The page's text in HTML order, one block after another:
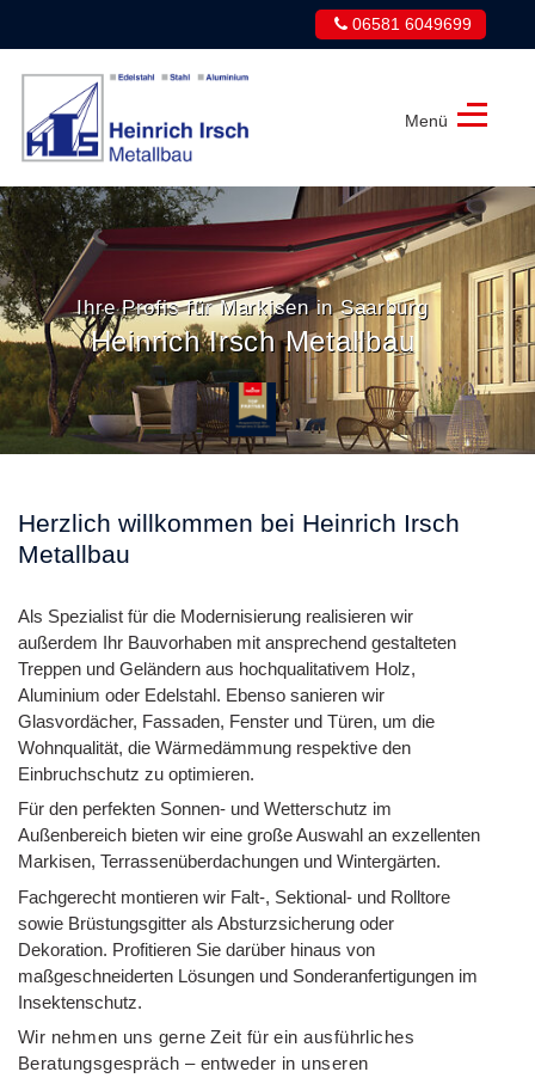
06581 6049699
Irsch
Metallbau
Menü
Ihre Profis für Markisen in Saarburg
Heinrich Irsch Metallbau
Herzlich willkommen bei Heinrich Irsch
Metallbau
Als Spezialist für die Modernisierung realisieren wir
außerdem Ihr Bauvorhaben mit ansprechend gestalteten
Treppen und Geländern aus hochqualitativem Holz,
Aluminium oder Edelstahl. Ebenso sanieren wir
Glasvordächer, Fassaden, Fenster und Türen, um die
Wohnqualität, die Wärmedämmung respektive den
Einbruchschutz zu optimieren.
Für den perfekten Sonnen- und Wetterschutz im
Außenbereich bieten wir eine große Auswahl an exzellenten
Markisen, Terrassenüberdachungen und Wintergärten.
Fachgerecht montieren wir Falt-, Sektional- und Rolltore
sowie Brüstungsgitter als Absturzsicherung oder
Dekoration. Profitieren Sie darüber hinaus von
maßgeschneiderten Lösungen und Sonderanfertigungen im
Insektenschutz.
Wir nehmen uns gerne Zeit für ein ausführliches
Beratungsgespräch – entweder in unseren